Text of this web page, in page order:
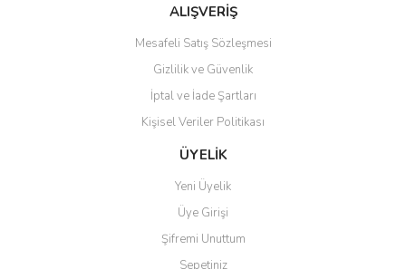
Ürün fiyatı diğer sitelerden daha pahalı.
Gönder
ALIŞVERİŞ
Mesafeli Satış Sözleşmesi
Gizlilik ve Güvenlik
İptal ve İade Şartları
Kişisel Veriler Politikası
ÜYELİK
Yeni Üyelik
Üye Girişi
Şifremi Unuttum
Sepetiniz